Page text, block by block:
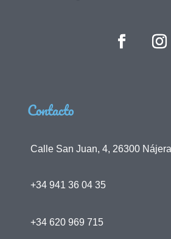
Contacto
Calle San Juan, 4, 26300
+34 941 36 04 35
+34 620 969 715